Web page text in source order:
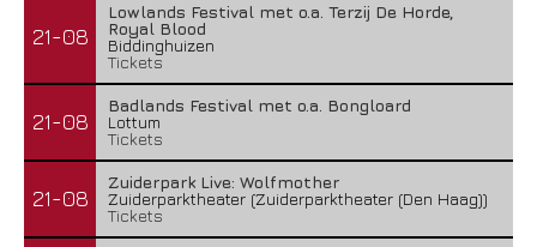
21-08
Lowlands Festival met o.a. Terzij De Horde,
Royal Blood
Biddinghuizen
Tickets
21-08
Badlands Festival met o.a. Bongloard
Lottum
Tickets
21-08
Zuiderpark Live: Wolfmother
Zuiderparktheater (Zuiderparktheater (Den Haag))
Tickets